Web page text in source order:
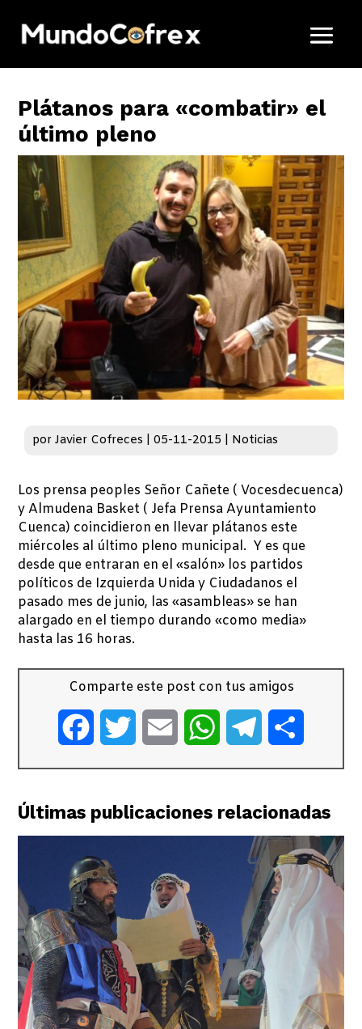
Plátanos para «combatir» el
último pleno
porJavier Cofreces |05-11-2015 Noticias
Los prensa peoples Señor Cañete ( Vocesdecuenca)
y Almudena Basket ( Jefa Prensa Ayuntamiento
Cuenca) coincidieron en llevar plátanos este
miércoles al último pleno municipal. Y es que
desde que entraran en el «salón» los partidos
políticos de Izquierda Unida y Ciudadanos el
pasado mes de junio, las «asambleas» se han
alargado en el tiempo durando «como media»
hasta las 16 horas.
Comparte este post con tus amigos
FacebookTwitter Email WhatsAppTelegram
Últimas publicaciones relacionadas